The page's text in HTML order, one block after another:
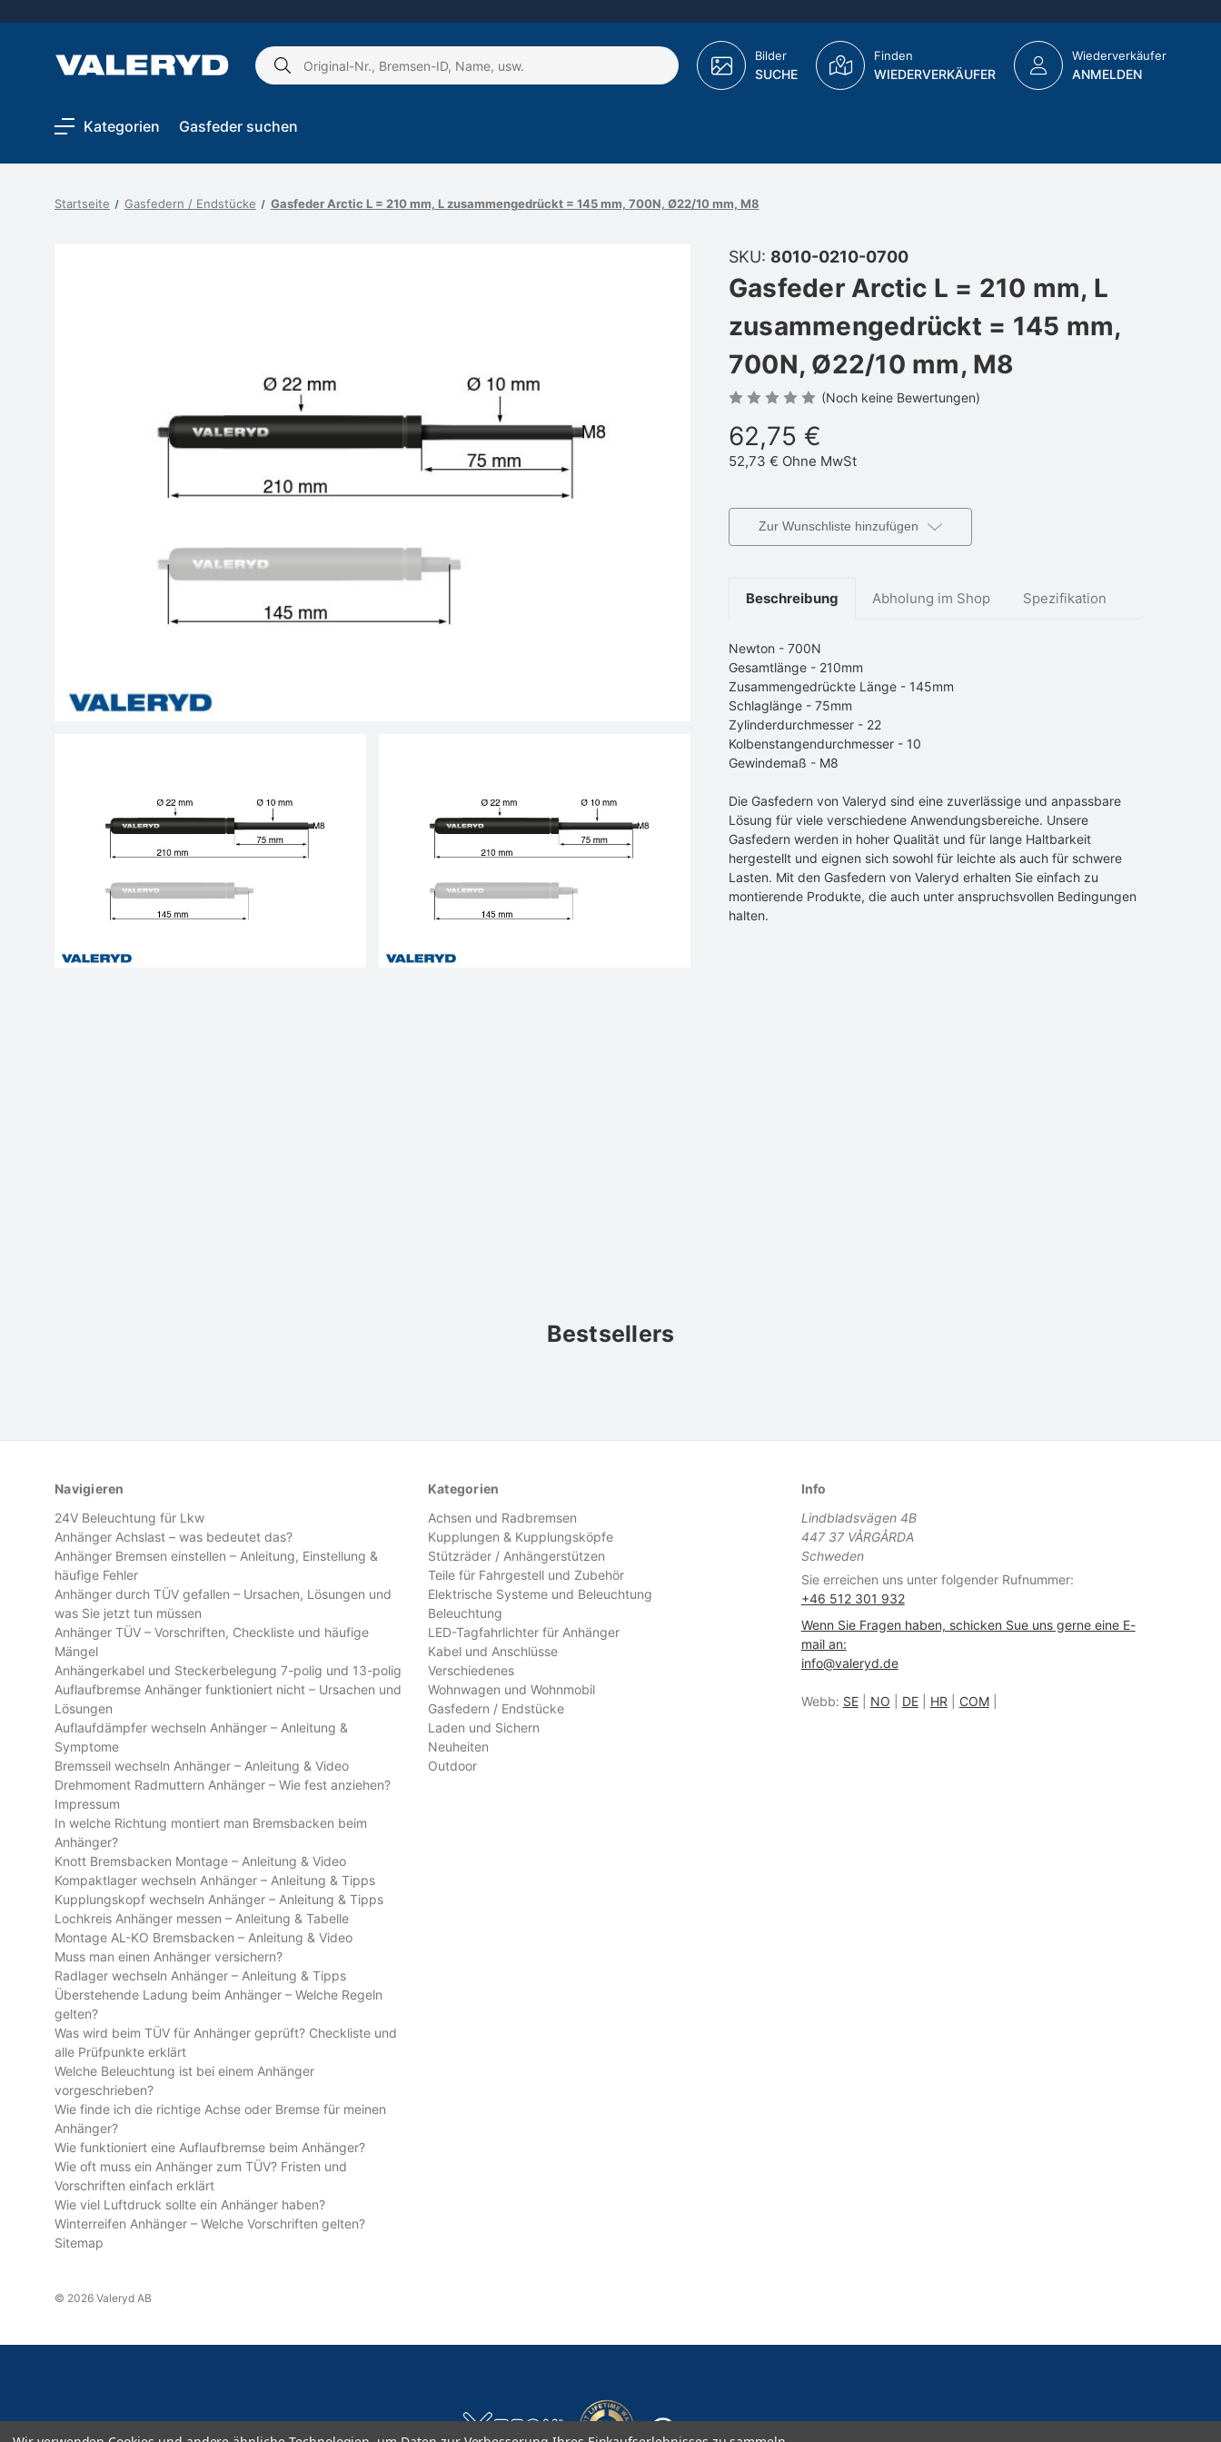
Schlagwort
Bilder
SUCHE
Finden
WIEDERVERKÄUFER
Wiederverkäufer
ANMELDEN
Kategorien Gasfeder suchen
Startseite Gasfedern / Endstücke Gasfeder Arctic L = 210 mm, L zusammengedrückt = 145 mm, 700N, Ø22/10 mm, M8
SKU: 8010-0210-0700
Gasfeder Arctic L = 210 mm, L
zusammengedrückt = 145 mm,
700N, Ø22/10 mm, M8
(Noch keine Bewertungen)
62,75 €
52,73 € Ohne MwSt
Zur Wunschliste hinzufügen
Beschreibung Abholung im Shop Spezifikation
Newton - 700N
Gesamtlänge - 210mm
Zusammengedrückte Länge - 145mm
Schlaglänge - 75mm
Zylinderdurchmesser - 22
Kolbenstangendurchmesser - 10
Gewindemaß - M8
Die Gasfedern von Valeryd sind eine zuverlässige und anpassbare
Lösung für viele verschiedene Anwendungsbereiche. Unsere
Gasfedern werden in hoher Qualität und für lange Haltbarkeit
hergestellt und eignen sich sowohl für leichte als auch für schwere
Lasten. Mit den Gasfedern von Valeryd erhalten Sie einfach zu
montierende Produkte, die auch unter anspruchsvollen Bedingungen
halten.
Bestsellers
Navigieren
24V Beleuchtung für Lkw
Anhänger Achslast – was bedeutet das?
Anhänger Bremsen einstellen – Anleitung, Einstellung &
häufige Fehler
Anhänger durch TÜV gefallen – Ursachen, Lösungen und
was Sie jetzt tun müssen
Anhänger TÜV – Vorschriften, Checkliste und häufige
Mängel
Anhängerkabel und Steckerbelegung 7-polig und 13-polig
Auflaufbremse Anhänger funktioniert nicht – Ursachen und
Lösungen
Auflaufdämpfer wechseln Anhänger – Anleitung &
Symptome
Bremsseil wechseln Anhänger – Anleitung & Video
Drehmoment Radmuttern Anhänger – Wie fest anziehen?
Impressum
In welche Richtung montiert man Bremsbacken beim
Anhänger?
Knott Bremsbacken Montage – Anleitung & Video
Kompaktlager wechseln Anhänger – Anleitung & Tipps
Kupplungskopf wechseln Anhänger – Anleitung & Tipps
Lochkreis Anhänger messen – Anleitung & Tabelle
Montage AL-KO Bremsbacken – Anleitung & Video
Muss man einen Anhänger versichern?
Radlager wechseln Anhänger – Anleitung & Tipps
Überstehende Ladung beim Anhänger – Welche Regeln
gelten?
Was wird beim TÜV für Anhänger geprüft? Checkliste und
alle Prüfpunkte erklärt
Welche Beleuchtung ist bei einem Anhänger
vorgeschrieben?
Wie finde ich die richtige Achse oder Bremse für meinen
Anhänger?
Wie funktioniert eine Auflaufbremse beim Anhänger?
Wie oft muss ein Anhänger zum TÜV? Fristen und
Vorschriften einfach erklärt
Wie viel Luftdruck sollte ein Anhänger haben?
Winterreifen Anhänger – Welche Vorschriften gelten?
Sitemap
Kategorien
Achsen und Radbremsen
Kupplungen & Kupplungsköpfe
Stützräder / Anhängerstützen
Teile für Fahrgestell und Zubehör
Elektrische Systeme und Beleuchtung
Beleuchtung
LED-Tagfahrlichter für Anhänger
Kabel und Anschlüsse
Verschiedenes
Wohnwagen und Wohnmobil
Gasfedern / Endstücke
Laden und Sichern
Neuheiten
Outdoor
Info
Lindbladsvägen 4B
447 37 VÅRGÅRDA
Schweden
Sie erreichen uns unter folgender Rufnummer:
+46 512 301 932
Wenn Sie Fragen haben, schicken Sue uns gerne eine E-
mail an:
info@valeryd.de
Webb: SE| NO DE| HR COM|
© 2026 Valeryd AB